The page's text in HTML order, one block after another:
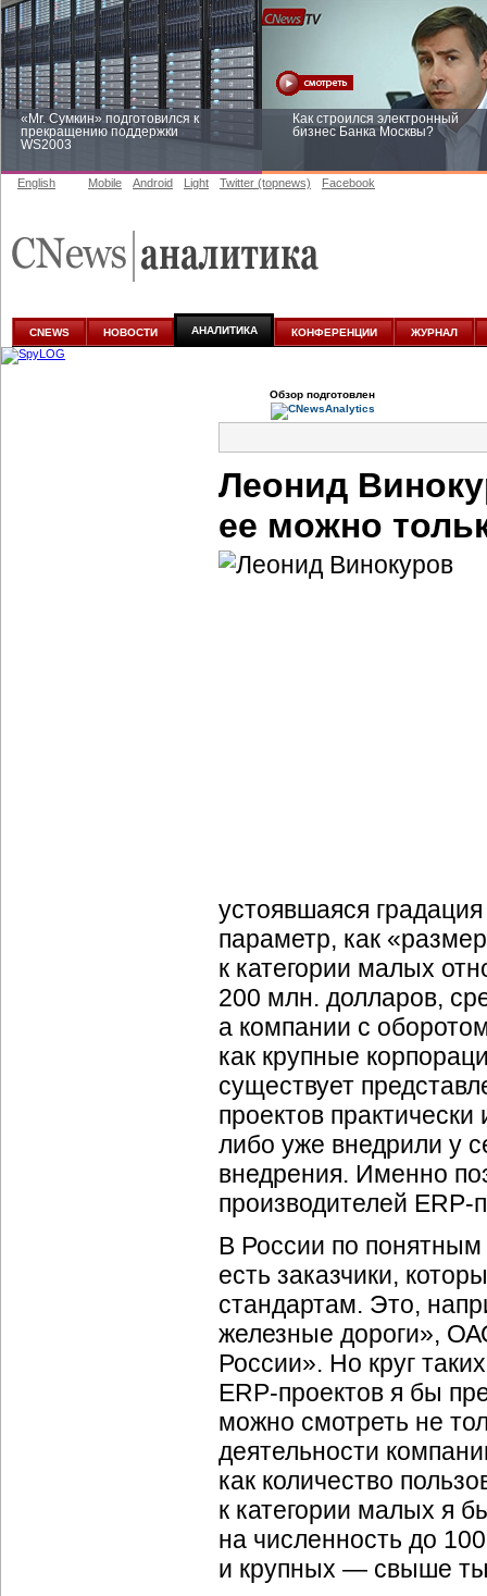
«Mr. Сумкин» подготовился к
прекращению поддержки
WS2003
Как строился электронный
бизнес Банка Москвы?
аналитике
English Mobile Android Light Twitter (topnews) Facebook
CNEWS НОВОСТИ АНАЛИТИКА КОНФЕРЕНЦИИ ЖУРНАЛ
Обзор подготовлен
Леонид
ее можно
устоявшаяся
параметр, как
к категории малых
200 млн. долларов,
а компании с
как крупные
существует
проектов
либо уже внедрили у
внедрения. Именно
производителей ERP-
В России по понятным
есть заказчики,
стандартам. Это,
железные дороги»,
России». Но круг
ERP-проектов я бы
можно смотреть не
деятельности
как количество
к категории малых я
на численность до
и крупных — свыше